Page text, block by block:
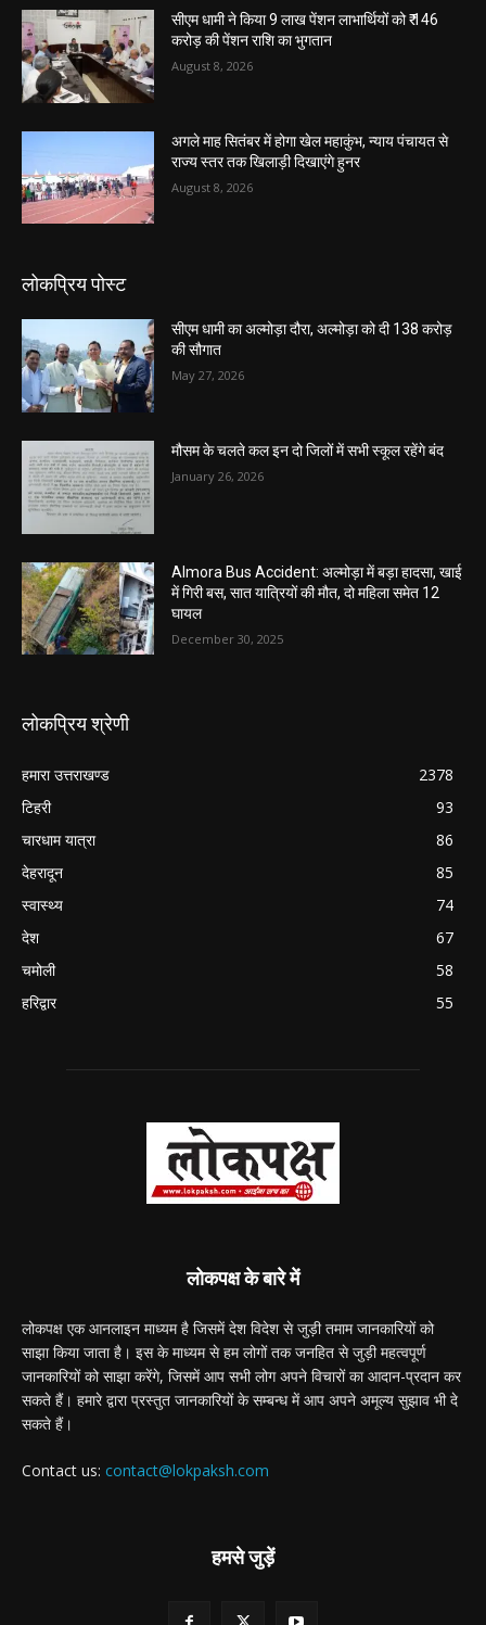
सीएम धामी ने किया 9 लाख पेंशन लाभार्थियों को ₹ 146
करोड़ की पेंशन राशि का भुगतान
August 8, 2026
अगले माह सितंबर में होगा खेल महाकुंभ, न्याय पंचायत से
राज्य स्तर तक खिलाड़ी दिखाएंगे हुनर
August 8, 2026
लोकप्रिय पोस्ट
सीएम धामी का अल्मोड़ा दौरा, अल्मोड़ा को दी 138 करोड़
की सौगात
May 27, 2026
मौसम के चलते कल इन दो जिलों में सभी स्कूल रहेंगे बंद
January 26, 2026
Almora Bus Accident: अल्मोड़ा में बड़ा हादसा, खाई
में गिरी बस, सात यात्रियों की मौत, दो महिला समेत 12
घायल
December 30, 2025
लोकप्रिय श्रेणी
हमारा उत्तराखण्ड
2378
टिहरी
93
चारधाम यात्रा
86
देहरादून
85
स्वास्थ्य
74
देश
67
चमोली
58
हरिद्वार
55
लोकपक्ष के बारे में
लोकपक्ष एक आनलाइन माध्यम है जिसमें देश विदेश से जुड़ी तमाम जानकारियों को
साझा किया जाता है। इस के माध्यम से हम लोगों तक जनहित से जुड़ी महत्वपूर्ण
जानकारियों को साझा करेंगे, जिसमें आप सभी लोग अपने विचारों का आदान-प्रदान कर
सकते हैं। हमारे द्वारा प्रस्तुत जानकारियों के सम्बन्ध में आप अपने अमूल्य सुझाव भी दे
सकते हैं।
Contact us: contact@lokpaksh.com
हमसे जुड़ें